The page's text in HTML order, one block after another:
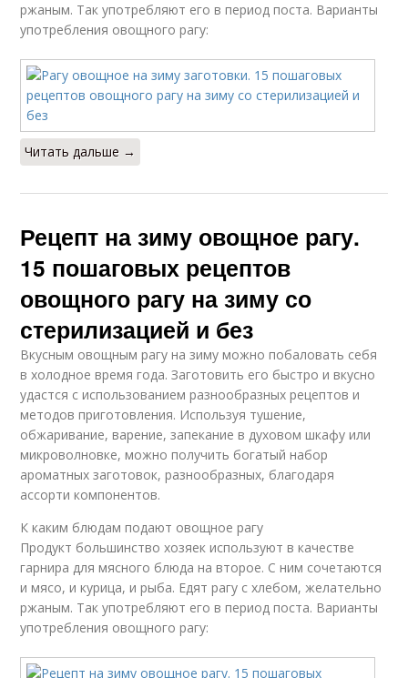
ржаным. Так употребляют его в период поста. Варианты
употребления овощного рагу:
Читать дальше →
Рецепт на зиму овощное рагу.
15 пошаговых рецептов
овощного рагу на зиму со
стерилизацией и без
Вкусным овощным рагу на зиму можно побаловать себя
в холодное время года. Заготовить его быстро и вкусно
удастся с использованием разнообразных рецептов и
методов приготовления. Используя тушение,
обжаривание, варение, запекание в духовом шкафу или
микроволновке, можно получить богатый набор
ароматных заготовок, разнообразных, благодаря
ассорти компонентов.
К каким блюдам подают овощное рагу
Продукт большинство хозяек используют в качестве
гарнира для мясного блюда на второе. С ним сочетаются
и мясо, и курица, и рыба. Едят рагу с хлебом, желательно
ржаным. Так употребляют его в период поста. Варианты
употребления овощного рагу: